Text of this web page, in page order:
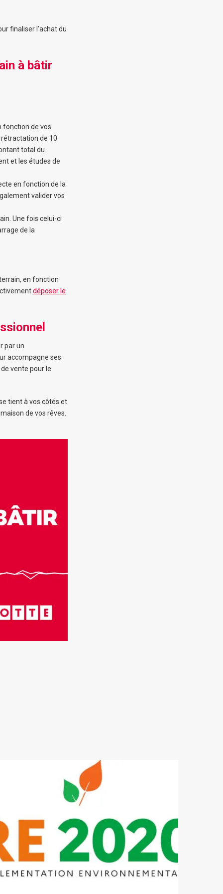
finaliser l’achat du
à bâtir
fonction de vos
de 10
total du
et les études de
en fonction de la
valider vos
Une fois celui-ci
de la
en fonction
déposer le
par un
accompagne ses
vente pour le
tient à vos côtés et
de vos rêves.